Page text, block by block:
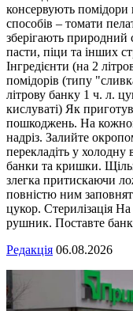
консервують
способів – томати
зберігають природний
пасти, піци та інших
Інгредієнти (на 2
помідорів (типу
літрову банку 1 ч. л.
кислуваті) Як
пошкоджень. На
надріз. Залийте
перекладіть у холодну
банки та кришки.
злегка притискаючи
повністю ним
цукор. Стерилізація На
рушник. Поставте
Редакція 06.08.2026